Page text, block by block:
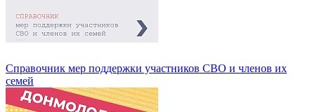
Справочник мер поддержки участников СВО и членов их
семей